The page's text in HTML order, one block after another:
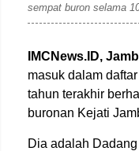
sempat buron selama
IMCNews.ID,
masuk dalam
tahun terakhir
buronan Kejati
Dia adalah